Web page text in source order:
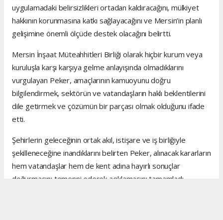
uygulamadaki belirsizlikleri ortadan kaldıracağını, mülkiyet
hakkının korunmasına katkı sağlayacağını ve Mersin’in planlı
gelişimine önemli ölçüde destek olacağını belirtti.
Mersin İnşaat Müteahhitleri Birliği olarak hiçbir kurum veya
kuruluşla karşı karşıya gelme anlayışında olmadıklarını
vurgulayan Peker, amaçlarının kamuoyunu doğru
bilgilendirmek, sektörün ve vatandaşların haklı beklentilerini
dile getirmek ve çözümün bir parçası olmak olduğunu ifade
etti.
Şehirlerin geleceğinin ortak akıl, istişare ve iş birliğiyle
şekilleneceğine inandıklarını belirten Peker, alınacak kararların
hem vatandaşlar hem de kent adına hayırlı sonuçlar
doğurmasını temenni ederek açıklamasını tamamladı.